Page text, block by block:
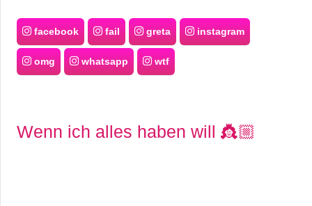
facebook fail greta instagram
omg whatsapp wtf
Wenn ich alles haben will 👸🏼